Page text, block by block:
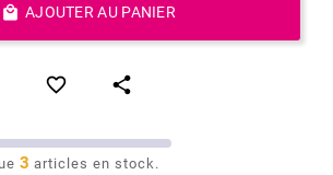
 AJOUTER AU PANIER
 
3 articles en stock.